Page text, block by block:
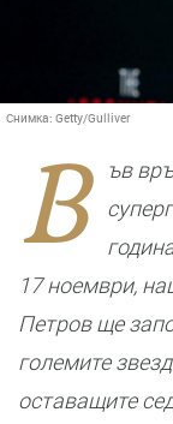
Снимка: Getty/Gulliver
В
ъв
17 ноември,
Петров ще
големите
оставащите